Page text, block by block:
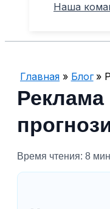
Наша
Главная Блог
Реклама
Время чтения: 8